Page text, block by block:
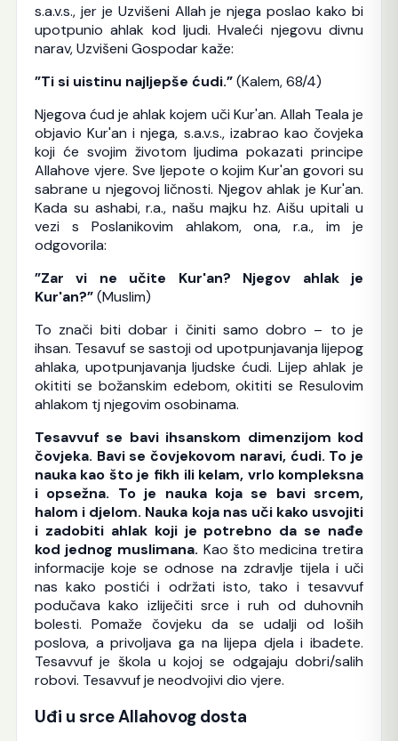
s.a.v.s., jer je Uzvišeni Allah je njega poslao kako bi
upotpunio ahlak kod ljudi. Hvaleći njegovu divnu
narav, Uzvišeni Gospodar kaže:
”Ti si uistinu najljepše ćudi.”(Kalem, 68/4)
Njegova ćud je ahlak kojem uči Kur'an. Allah Teala je
objavio Kur'an i njega, s.a.v.s., izabrao kao čovjeka
koji će svojim životom ljudima pokazati principe
Allahove vjere. Sve ljepote o kojim Kur'an govori su
sabrane u njegovoj ličnosti. Njegov ahlak je Kur'an.
Kada su ashabi, r.a., našu majku hz. Aišu upitali u
vezi s Poslanikovim ahlakom, ona, r.a., im je
odgovorila:
”Zar vi ne učite Kur'an? Njegov ahlak je
Kur'an?”(Muslim)
To znači biti dobar i činiti samo dobro – to je
ihsan. Tesavuf se sastoji od upotpunjavanja lijepog
ahlaka, upotpunjavanja ljudske ćudi. Lijep ahlak je
okititi se božanskim edebom, okititi se Resulovim
ahlakom tj njegovim osobinama.
Tesavvuf se bavi ihsanskom dimenzijom kod
čovjeka. Bavi se čovjekovom naravi, ćudi. To je
nauka kao što je fikh ili kelam, vrlo kompleksna
i opsežna. To je nauka koja se bavi srcem,
halom i djelom. Nauka koja nas uči kako usvojiti
i zadobiti ahlak koji je potrebno da se nađe
kod jednog muslimana. Kao što medicina tretira
informacije koje se odnose na zdravlje tijela i uči
nas kako postići i održati isto, tako i tesavvuf
podučava kako izliječiti srce i ruh od duhovnih
bolesti. Pomaže čovjeku da se udalji od loših
poslova, a privoljava ga na lijepa djela i ibadete.
Tesavvuf je škola u kojoj se odgajaju dobri/salih
robovi. Tesavvuf je neodvojivi dio vjere.
Uđi u srce Allahovog dosta